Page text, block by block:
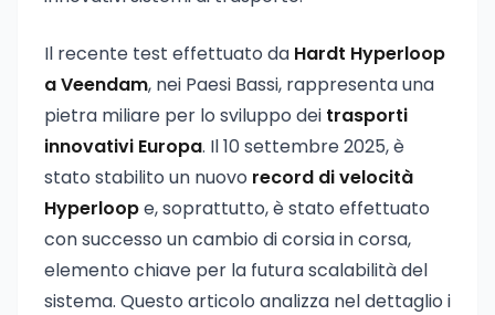
Il recente test effettuato da Hardt Hyperloop
a Veendam, nei Paesi Bassi, rappresenta una
pietra miliare per lo sviluppo dei trasporti
innovativi Europa. Il 10 settembre 2025, è
stato stabilito un nuovo record di velocità
Hyperloope, soprattutto, è stato effettuato
con successo un cambio di corsia in corsa,
elemento chiave per la futura scalabilità del
sistema. Questo articolo analizza nel dettaglio i